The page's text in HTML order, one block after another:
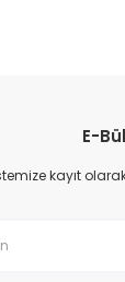
veya
bilgiler
E-
kayıt